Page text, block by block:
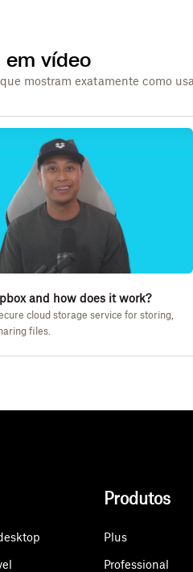
em vídeo
mostram exatamente como
and how does it work?
cloud storage service for storing,
files.
Produtos
Plus
Professional